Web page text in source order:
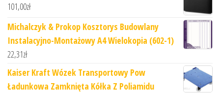
101,00zł
Michalczyk & Prokop Kosztorys Budowlany
Instalacyjno-Montażowy A4 Wielokopia (602-1)
22,31zł
Kaiser Kraft Wózek Transportowy Pow
Ładunkowa Zamknięta Kółka Z Poliamidu